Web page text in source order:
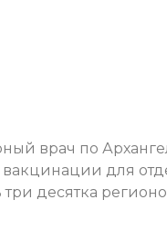
врач по
вакцинации для
десятка